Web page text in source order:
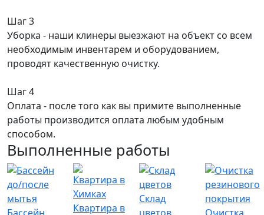
Шаг 3
Уборка - наши клинеры выезжают на объект со всем
необходимым инвентарем и оборудованием,
проводят качественную очистку.
Шаг 4
Оплата - после того как вы примите выполненные
работы производится оплата любым удобным
способом.
Выполненные работы
Квартира в
Склад